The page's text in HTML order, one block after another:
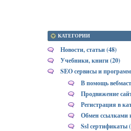
КАТЕГОРИИ
Новости, статьи (48)
Учебники, книги (20)
SEO сервисы и
В помощь
Продвижение
Регистрация в
Обмен ссылками
Ssl сертификаты